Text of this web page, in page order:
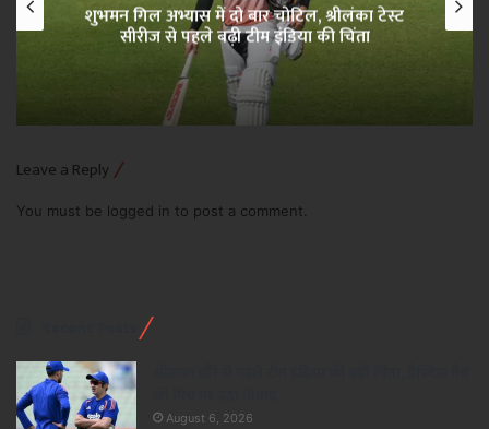
शुभमन गिल अभ्यास में दो बार चोटिल, श्रीलंका टेस्ट
सीरीज से पहले बढ़ी टीम इंडिया की चिंता
Leave a Reply
You must be logged in to post a comment.
August 6, 2026